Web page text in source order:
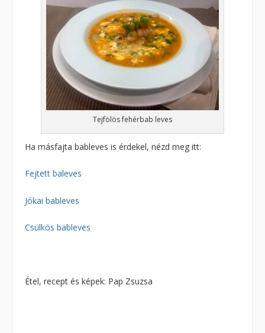
Tejfölös fehérbab leves
Ha másfajta bableves is érdekel, nézd meg itt:
Fejtett baleves
Jókai bableves
Csülkös bableves
Étel, recept és képek: Pap Zsuzsa